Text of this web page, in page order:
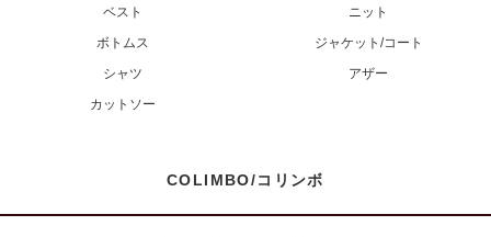
ベスト
ニット
ボトムス
ジャケット/コート
シャツ
アザー
カットソー
COLIMBO/コリンボ